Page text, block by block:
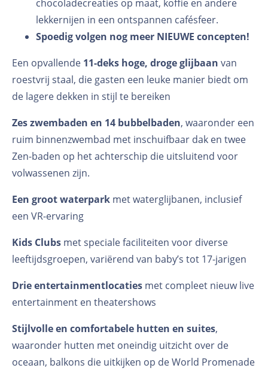
chocoladecreaties op maat, koffie en andere
lekkernijen in een ontspannen cafésfeer.
Spoedig volgen nog meer NIEUWE concepten!
Een opvallende 11-deks hoge, droge glijbaan van
roestvrij staal, die gasten een leuke manier biedt om
de lagere dekken in stijl te bereiken
Zes zwembaden en 14 bubbelbaden, waaronder een
ruim binnenzwembad met inschuifbaar dak en twee
Zen-baden op het achterschip die uitsluitend voor
volwassenen zijn.
Een groot waterpark met waterglijbanen, inclusief
een VR-ervaring
Kids Clubs met speciale faciliteiten voor diverse
leeftijdsgroepen, variërend van baby’s tot 17-jarigen
Drie entertainmentlocaties met compleet nieuw live
entertainment en theatershows
Stijlvolle en comfortabele hutten en suites,
waaronder hutten met oneindig uitzicht over de
oceaan, balkons die uitkijken op de World Promenade